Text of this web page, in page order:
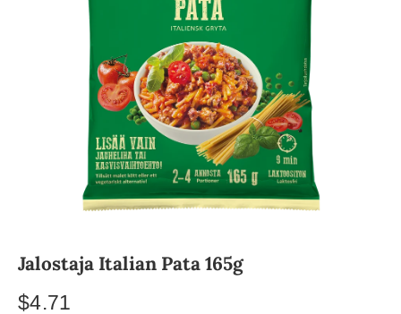
Jalostaja Italian Pata 165g
$4.71